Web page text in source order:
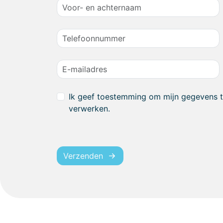
Ik geef toestemming om mijn gegevens
verwerken.
Verzenden